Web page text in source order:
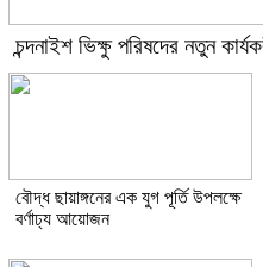
চন্দনাইশ ভিক্ষু পরিষদের নতুন
বৌদ্ধ ছায়াঙ্গনের এক যুগ পূর্তি উপলক্ষে
বর্ণাঢ্য আয়োজন